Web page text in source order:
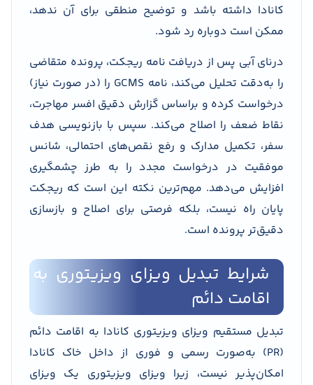
کانادا داشته باشد و توضیح منطقی برای آن ندهد،
ممکن است دوباره رد شود.
درنای آبی پس از دریافت نامه ریجکت، پرونده متقاضی
را به‌دقت تحلیل می‌کند، نامه GCMS را (در صورت نیاز)
درخواست کرده و براساس گزارش دقیق افسر مهاجرت،
نقاط ضعف را اصلاح می‌کند. سپس با بازنویسی هدف
سفر، تکمیل مدارک و رفع نقص‌های احتمالی، شانس
موفقیت در درخواست مجدد را به طرز چشمگیری
افزایش می‌دهد. مهم‌ترین نکته این است که ریجکت
پایان راه نیست، بلکه فرصتی برای اصلاح و بازسازی
دقیق‌تر پرونده است.
شرایط تبدیل ویزای ویزیتوری به
اقامت دائم
تبدیل مستقیم ویزای ویزیتوری کانادا به اقامت دائم
(PR) به‌صورت رسمی و فوری از داخل خاک کانادا
امکان‌پذیر نیست، زیرا ویزای ویزیتوری یک ویزای